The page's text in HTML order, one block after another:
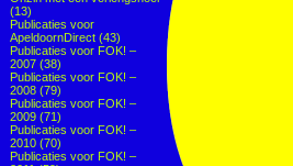
(13)
Publicaties voor
ApeldoornDirect (43)
Publicaties voor FOK! –
2007 (38)
Publicaties voor FOK! –
2008 (79)
Publicaties voor FOK! –
2009 (71)
Publicaties voor FOK! –
2010 (70)
Publicaties voor FOK! –